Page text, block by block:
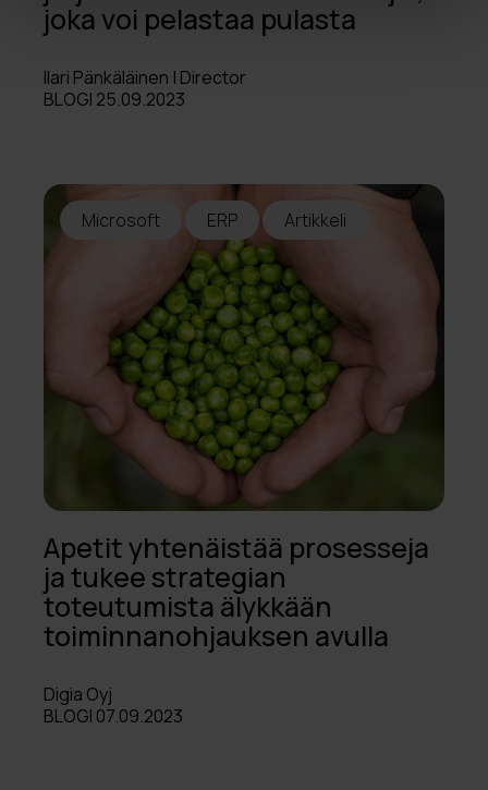
joka voi pelastaa pulasta
Ilari Pänkäläinen | Director
BLOGI 25.09.2023
Microsoft ERP Artikkeli
Apetit yhtenäistää prosesseja
ja tukee strategian
toteutumista älykkään
toiminnanohjauksen avulla
Digia Oyj
BLOGI 07.09.2023